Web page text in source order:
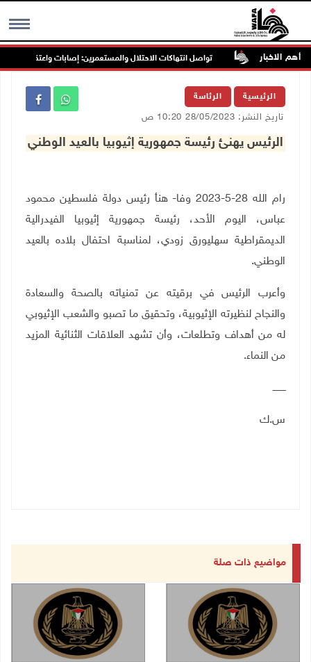
MENU أهم الاخبار
جنين تواصل انتهاكات الاحتلال والمستعمرين: إصابات واعتقالات
الرئيسية الرئاسة
تاريخ النشر: 28/05/2023 10:20 ص
الرئيس يهنئ رئيسة جمهورية إثيوبيا بالعيد الوطني
رام الله 28-5-2023 وفا- هنأ رئيس دولة فلسطين محمود
عباس، اليوم الأحد، رئيسة جمهورية إثيوبيا الفيدرالية
الديمقراطية سهليورق زودي، لمناسبة احتفال بلاده بالعيد
الوطني.
وأعرب الرئيس في برقيته عن تمنياته بالصحة والسعادة
والنجاح لنظيرته الإثيوبية، وتحقيق ما تصبو والشعب الإثيوبي
له من أهداف وتطلعات، وأن تشهد العلاقات الثنائية المزيد
من النماء.
ـــــــــ
س.ك
مواضيع ذات صلة